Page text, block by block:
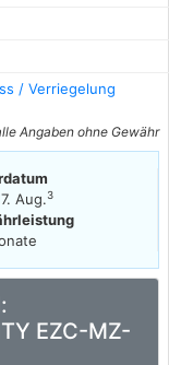
/ Verriegelung
Angaben ohne Gewähr
Aug.3
EZC-MZ-